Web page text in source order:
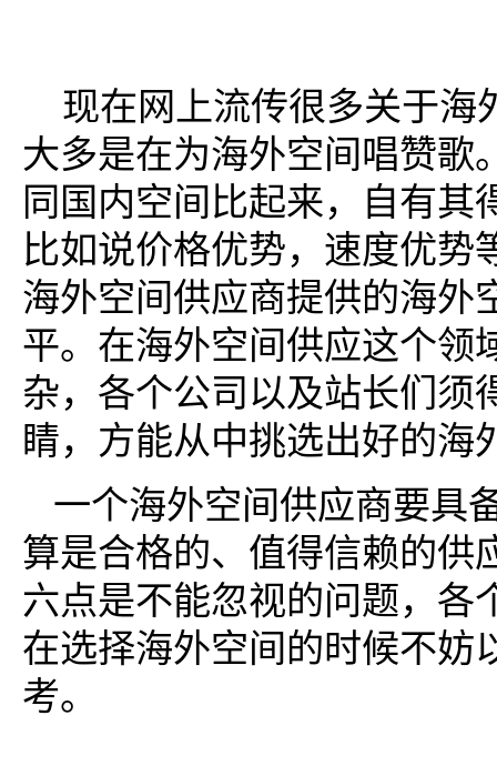
现在网上流传很多关于海
大多是在为海外空间唱赞歌
同国内空间比起来，自有其
比如说价格优势，速度优势
海外空间供应商提供的海外
平。在海外空间供应这个领
杂，各个公司以及站长们须
睛，方能从中挑选出好的海
一个海外空间供应商要具
算是合格的、值得信赖的供
六点是不能忽视的问题，各
在选择海外空间的时候不妨
考。